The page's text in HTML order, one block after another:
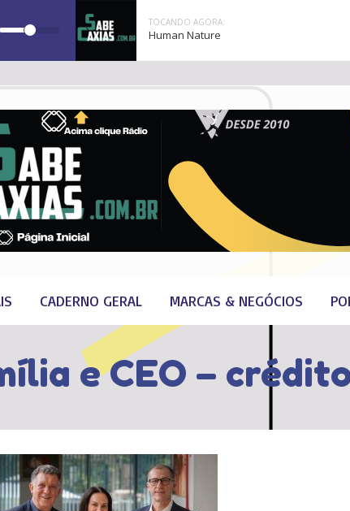
TOCANDO AGORA:
Human Nature
CADERNO GERAL MARCAS & NEGÓCIOS
e CEO –